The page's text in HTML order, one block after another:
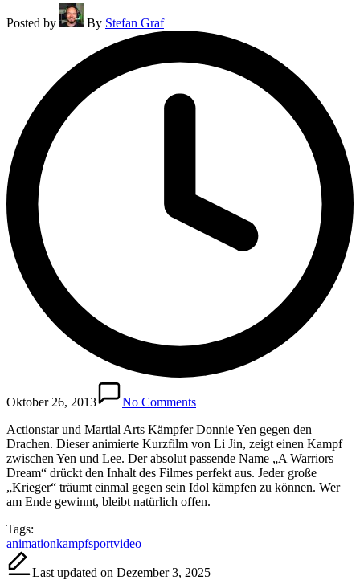
Posted by By Stefan Graf
Oktober 26, 2013
No Comments
Actionstar und Martial Arts Kämpfer Donnie Yen gegen den
Drachen. Dieser animierte Kurzfilm von Li Jin, zeigt einen Kampf
zwischen Yen und Lee. Der absolut passende Name „A Warriors
Dream“ drückt den Inhalt des Filmes perfekt aus. Jeder große
„Krieger“ träumt einmal gegen sein Idol kämpfen zu können. Wer
am Ende gewinnt, bleibt natürlich offen.
Tags:
animationkampfsportvideo
Last updated on Dezember 3, 2025